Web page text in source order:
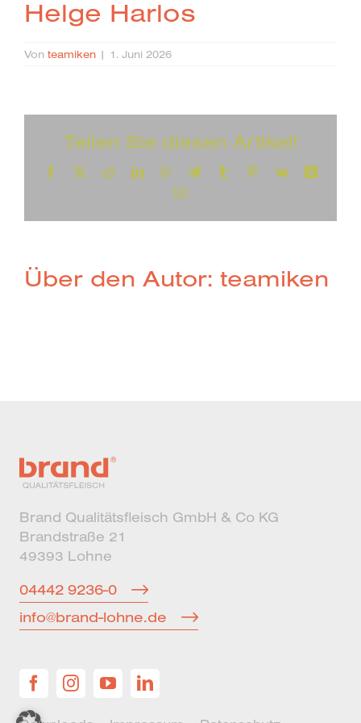
Helge Harlos
Von teamiken | 1. Juni 2026
Teilen Sie diesen Artikel!
Facebook
X RedditLinkedInWhatsApp
TelegramTumblrPinterest
Vk
Xing
E-
Über den Autor: teamiken
Brand Qualitätsfleisch GmbH & Co KG
Brandstraße 21
49393 Lohne
04442 9236-0
info@brand-lohne.de